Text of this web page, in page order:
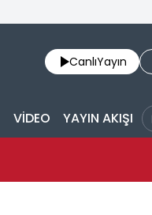
CanlıYayın
VİDEO YAYIN AKIŞI